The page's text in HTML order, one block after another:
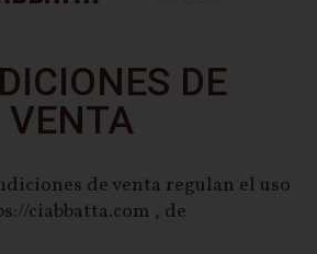
DE
VENTA
de venta regulan el uso
ciabbatta.com , de